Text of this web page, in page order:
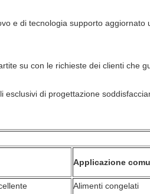
e di tecnologia supporto aggiornato
su con le richieste dei clienti che
di progettazione
Applicazione
Alimenti congelati